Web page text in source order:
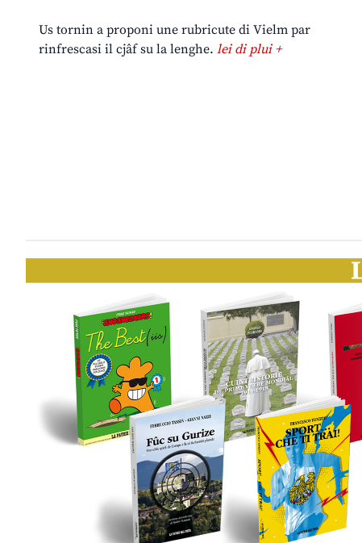
Us tornin a proponi une rubricute di Vielm par
rinfrescasi il cjâf su la lenghe. lei di plui +